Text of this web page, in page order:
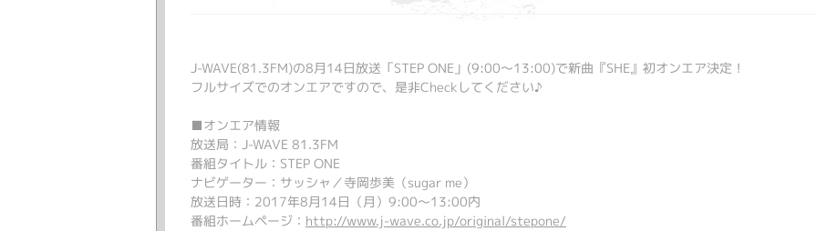
J-WAVE(81.3FM)の8月14日放送「STEP ONE」(9:00～13:00)で新曲『SHE』初オンエア決定！
フルサイズでのオンエアですので、是非Checkしてください♪
■オンエア情報
放送局：J-WAVE 81.3FM
番組タイトル：STEP ONE
ナビゲーター：サッシャ／寺岡歩美（sugar me）
放送日時：2017年8月14日（月）9:00～13:00内
番組ホームページ： http://www.j-wave.co.jp/original/stepone/